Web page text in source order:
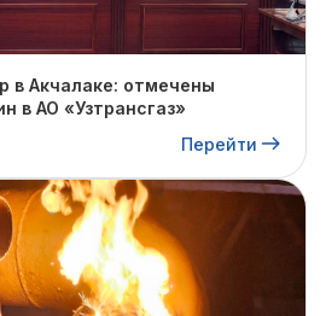
в Акчалаке: отмечены
в АО «Узтрансгаз»
Перейти